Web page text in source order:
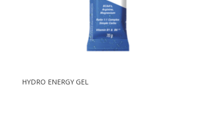
HYDRO ENERGY GEL